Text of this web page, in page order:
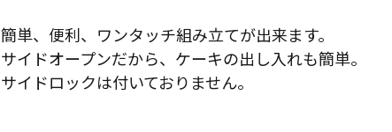
簡単、便利、ワンタッチ組み立てが出来ます。
サイドオープンだから、ケーキの出し入れも簡単。
サイドロックは付いておりません。